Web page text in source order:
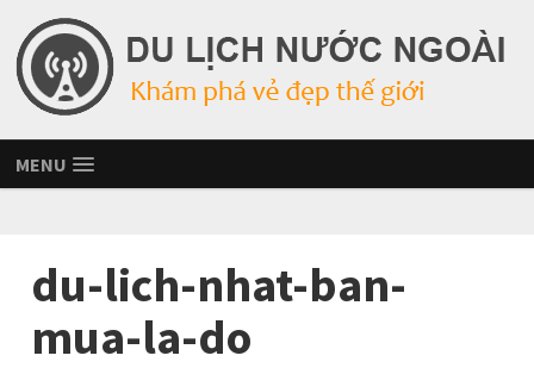
MENU
du-lich-nhat-ban-
mua-la-do